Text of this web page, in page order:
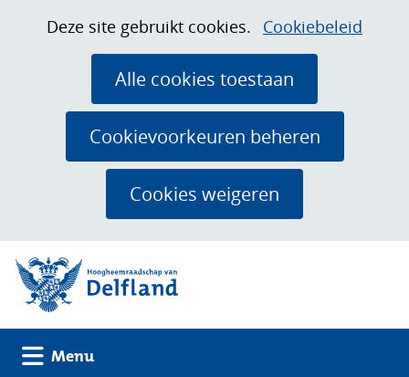
Cookies
toestaan?
Deze site gebruikt cookies. Cookiebeleid
worden
toegestaan
Alle cookies toestaan
Cookievoorkeuren beheren
Cookies weigeren
Ga
de
inhoud
(naar homepage)
MenuUitklappen